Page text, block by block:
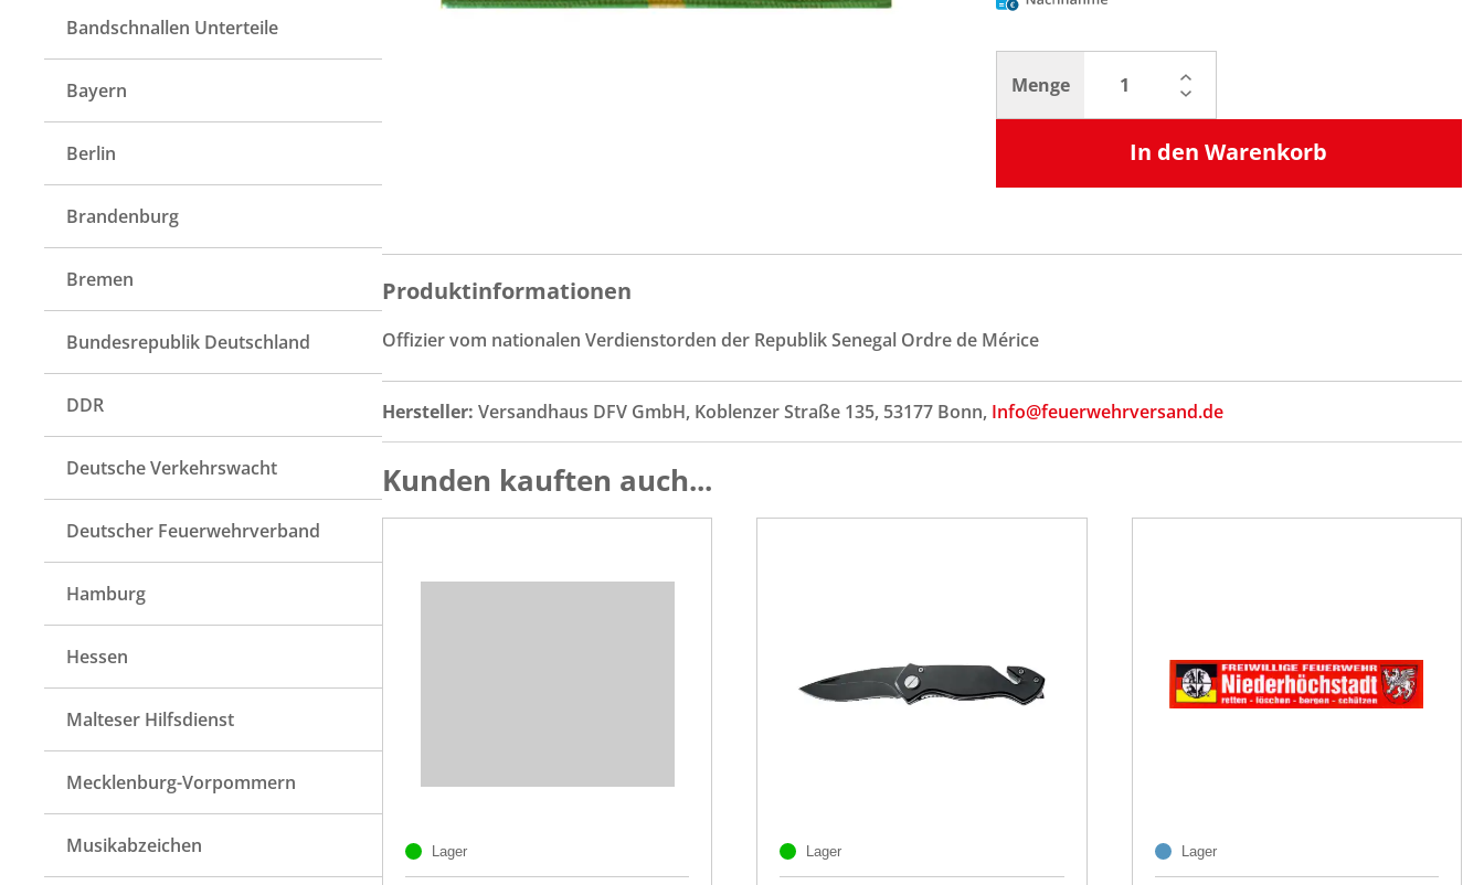
Bandschnallen Unterteile
Bayern
Berlin
Brandenburg
Bremen
Bundesrepublik Deutschland
DDR
Deutsche Verkehrswacht
Deutscher Feuerwehrverband
Hamburg
Hessen
Malteser Hilfsdienst
Mecklenburg-Vorpommern
Musikabzeichen
Menge
In den Warenkorb
Produktinformationen
Offizier vom nationalen Verdienstorden der Republik Senegal Ordre de Mérice
Hersteller: Versandhaus DFV GmbH, Koblenzer Straße 135, 53177 Bonn, Info@feuerwehrversand.de
Kunden kauften auch...
Lager Lager Lager